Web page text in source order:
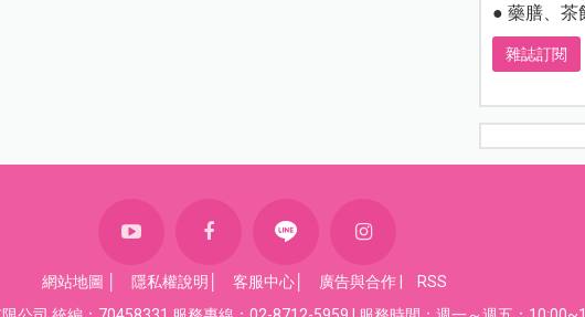
● 藥膳、茶
雜誌訂閱
網站地圖 隱私權說明 客服中心 廣告與合作
RSS